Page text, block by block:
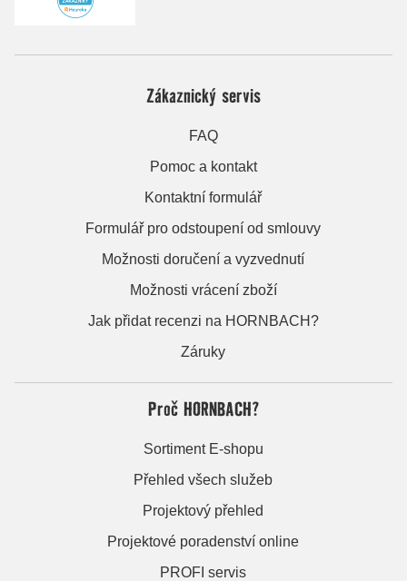
Zákaznický servis
FAQ
Pomoc a kontakt
Kontaktní formulář
Formulář pro odstoupení od smlouvy
Možnosti doručení a vyzvednutí
Možnosti vrácení zboží
Jak přidat recenzi na HORNBACH?
Záruky
Proč HORNBACH?
Sortiment E-shopu
Přehled všech služeb
Projektový přehled
Projektové poradenství online
PROFI servis